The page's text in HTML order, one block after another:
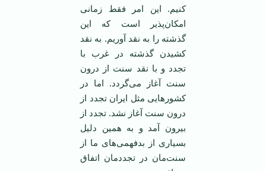
کنیم. این امر فقط زمانی
امکان‌پذیر است که این
گذشته را به نقد آوریم. به نقد
کشیدن گذشته در غرب با
تجدد و با نقد سنت از درون
سنت آغاز می‌گردد. اما در
کشورهایی مثل ایران تجدد از
درون سنت آغاز نشد. تجدد از
بیرون آمد و به همین دلیل
بسیاری از بدفهمی‌های ما از
سنت‌مان در تجددمان اتفاق